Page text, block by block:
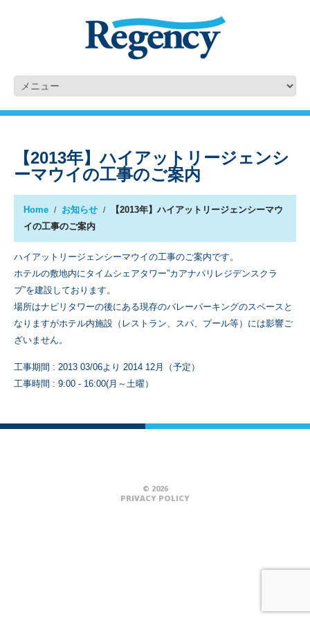
【2013年】ハイアットリージェンシ
ーマウイの工事のご案内
Home お知らせ
【2013年】ハイアットリージェンシーマウ
イの工事のご案内
ハイアットリージェンシーマウイの工事のご案内です。
ホテルの敷地内にタイムシェアタワー”カアナパリレジデンスクラ
ブ”を建設しております。
場所はナピリタワーの後にある現存のバレーパーキングのスペースと
なりますがホテル内施設（レストラン、スパ、プール等）には影響ご
ざいません。
工事期間 : 2013 03/06より 2014 12月（予定）
工事時間 : 9:00 - 16:00(月～土曜）
© 2026
PRIVACY POLICY